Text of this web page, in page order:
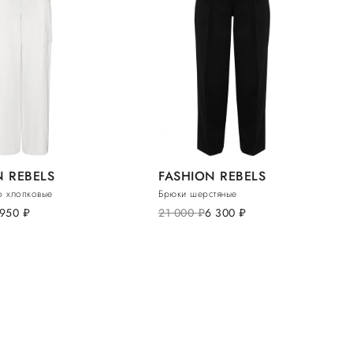
REBELS
хлопковые
руб.
FASHION REBELS
Брюки шерстяные
21 000руб.6 300 руб.